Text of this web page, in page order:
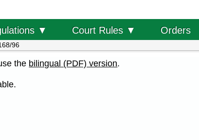
▼ Court Rules ▼ Orders
96
the bilingual (PDF) version.